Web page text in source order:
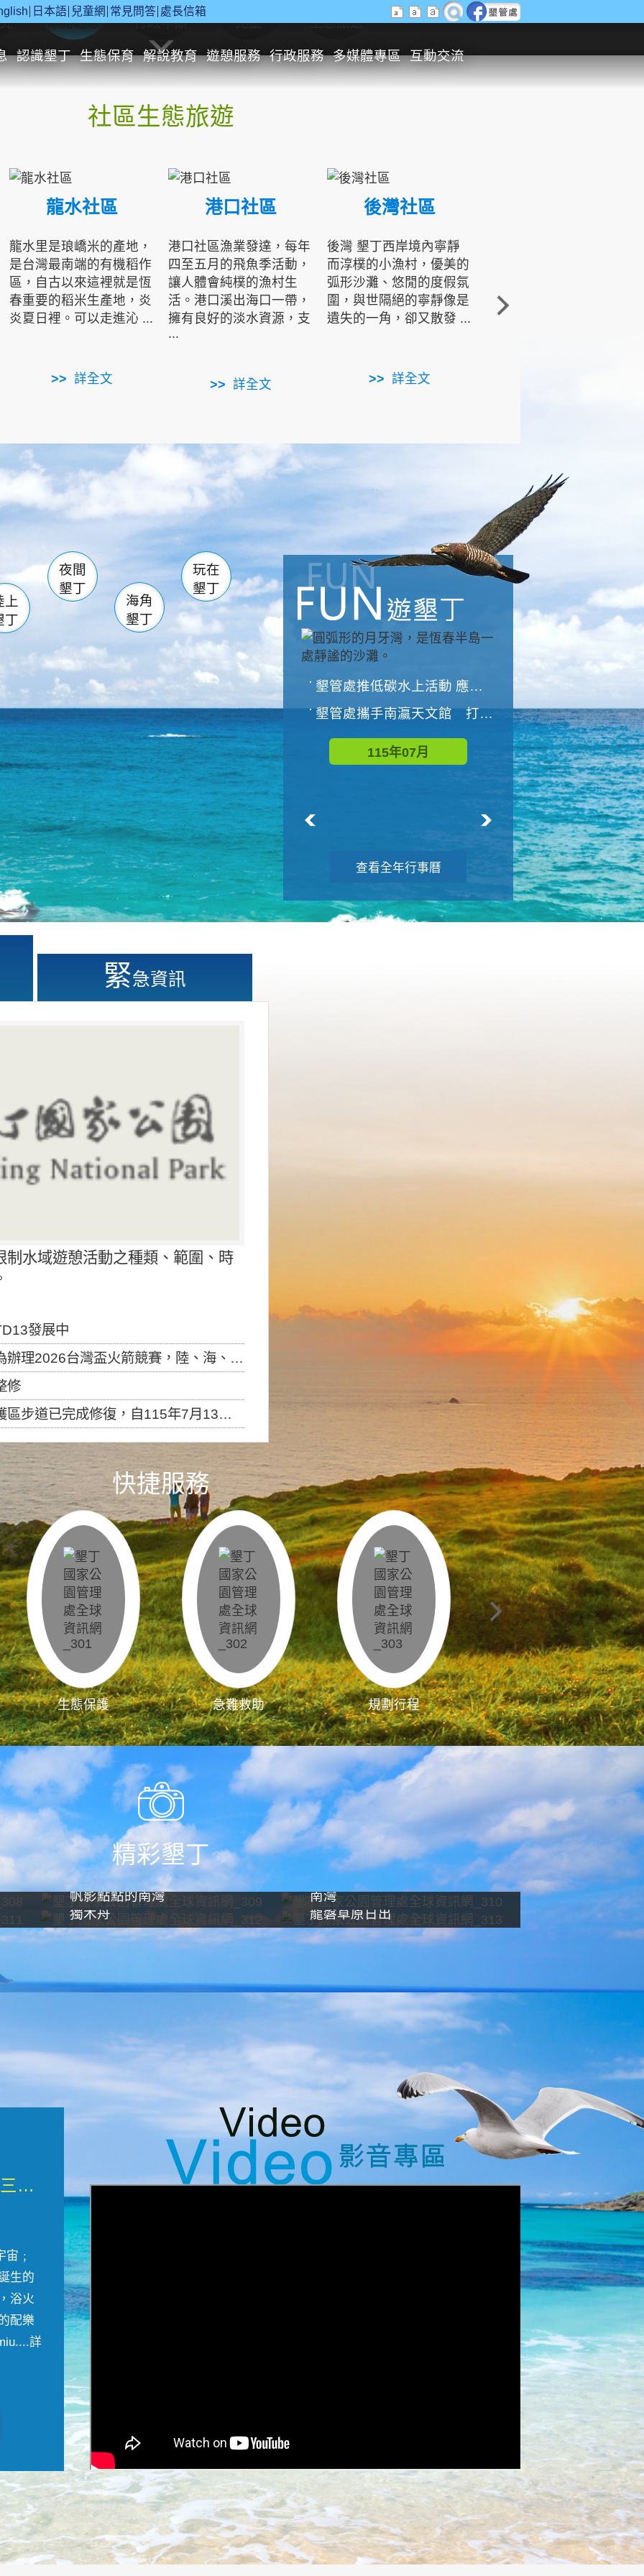
日本語 兒童網 常見問答 處長信箱
認識墾丁 生態保育 解說教育 遊憩服務 行政服務 多媒體專區 互動交流
休閒遊憩 行政申辦 兒童 生態旅遊
社區生態旅遊
龍水社區
龍水里是琅嶠米的產地，
是台灣最南端的有機稻作
區，自古以來這裡就是恆
春重要的稻米生產地，炎
炎夏日裡。可以走進沁 ...
詳全文
港口社區
港口社區漁業發達，每年
四至五月的飛魚季活動，
讓人體會純樸的漁村生
活。港口溪出海口一帶，
擁有良好的淡水資源，支
...
詳全文
後灣社區
後灣 墾丁西岸境內寧靜
而淳樸的小漁村，優美的
弧形沙灘、悠閒的度假氛
圍，與世隔絕的寧靜像是
遺失的一角，卻又散發 ...
詳全文
角的端點，冬季海浪拍打
著礁岸，旺盛的侵蝕作
南仁湖
滿州 佳樂水
森林遊樂區
墾管處遊客中心
社頂公園 風吹沙
船帆石 龍磐公園
香蕉灣 龍坑
鵝鑾鼻
上
丁
夜間
墾丁
海角
墾丁
玩在
墾丁
墾管處推低碳水上活動 應屆畢業生限額免費參加
墾管處攜手南瀛天文館 打造沉浸式天文探索營隊
115年07月
與國家公園有約-優游潮間
115年08月
查看全年行事曆
緊急資訊
水域遊憩活動之種類、範圍、時
發展中
盃火箭競賽，陸、海、空域警戒及協調相關事宜，因颱風備案事宜
修
，自115年7月13日（星期一）起恢復開放入園，歡迎民眾依規定申請入園....
快捷服務
生態保護 急難救助 規劃行程 影像直播
精彩墾丁
帆影點點的南灣
南灣
獨木舟
龍磐草原日出
微觀墾丁三部曲 重生....
﹔
生的
浴火
配樂
詳